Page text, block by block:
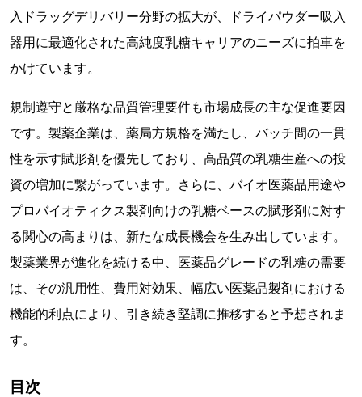
入ドラッグデリバリー分野の拡大が、ドライパウダー吸入
器用に最適化された高純度乳糖キャリアのニーズに拍車を
かけています。
規制遵守と厳格な品質管理要件も市場成長の主な促進要因
です。製薬企業は、薬局方規格を満たし、バッチ間の一貫
性を示す賦形剤を優先しており、高品質の乳糖生産への投
資の増加に繋がっています。さらに、バイオ医薬品用途や
プロバイオティクス製剤向けの乳糖ベースの賦形剤に対す
る関心の高まりは、新たな成長機会を生み出しています。
製薬業界が進化を続ける中、医薬品グレードの乳糖の需要
は、その汎用性、費用対効果、幅広い医薬品製剤における
機能的利点により、引き続き堅調に推移すると予想されま
す。
目次